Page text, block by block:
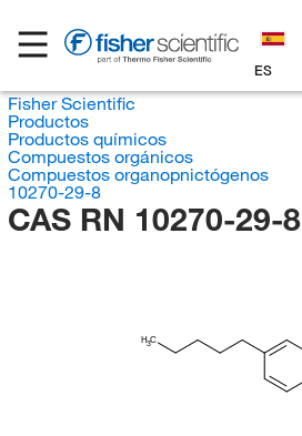
ES
Fisher Scientific
Productos
Productos químicos
Compuestos orgánicos
Compuestos organopnictógenos
10270-29-8
CAS RN 10270-29-8
H3C